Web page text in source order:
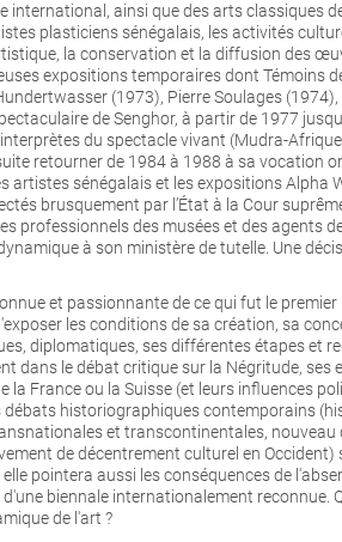
ainsi que des arts classiques
plasticiens sénégalais, les activités
la conservation et la diffusion des
expositions temporaires dont Témoins
(1973), Pierre Soulages
de Senghor, à partir de 1977
du spectacle vivant (Mudra-
retourner de 1984 à 1988 à sa vocation
artistes sénégalais et les expositions Alpha
brusquement par l’État à la Cour
professionnels des musées et des agents
à son ministère de tutelle. Une
et passionnante de ce qui fut le premier
les conditions de sa création, sa
diplomatiques, ses différentes étapes et
dans le débat critique sur la Négritude, ses
France ou la Suisse (et leurs influences
historiographiques contemporains
et transcontinentales, nouveau
de décentrement culturel en Occident)
pointera aussi les conséquences de
biennale internationalement reconnue.
de l'art ?